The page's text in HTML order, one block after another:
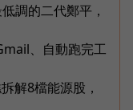
調的二代鄭平，
、自動跑完工
解8檔能源股，